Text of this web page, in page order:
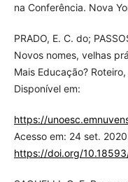
na Conferência. Nova
PRADO, E. C. do;
Novos nomes, velhas
Mais Educação?
Disponível em:
https://
Acesso em: 24 set.
https://doi.org/